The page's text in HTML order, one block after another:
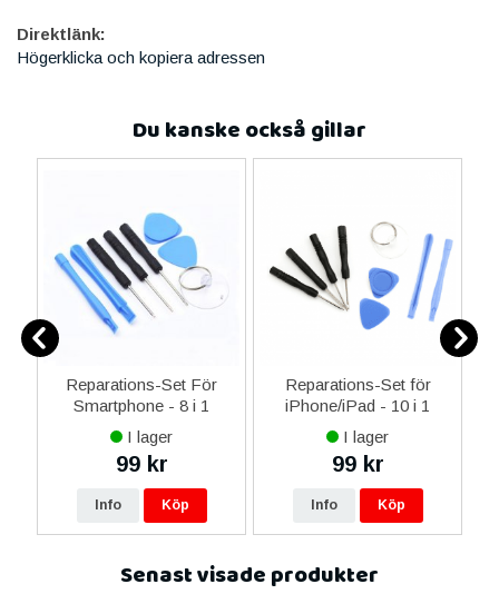
Direktlänk:
Högerklicka och kopiera adressen
Du kanske också gillar
Reparations-Set För
Smartphone - 8 i 1
I lager
99 kr
Info Köp
Reparations-Set för
iPhone/iPad - 10 i 1
I lager
99 kr
Info Köp
Senast visade produkter